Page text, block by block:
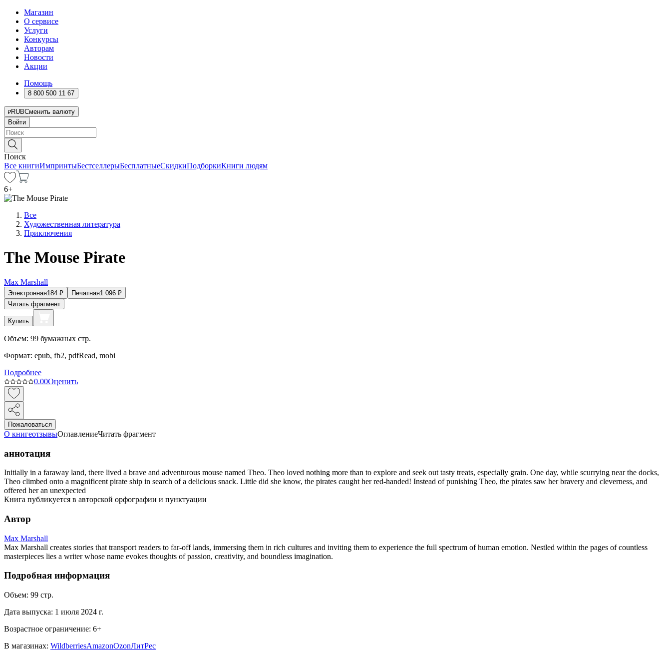
Магазин
О сервисе
Услуги
Конкурсы
Авторам
Новости
Акции
Помощь
8 800 500 11 67
RUBСменить валюту
Войти
Поиск
Все книгиИмпринтыБестселлерыБесплатныеСкидкиПодборкиКниги людям
6+
Все
Художественная литература
Приключения
The Mouse Pirate
Max Marshall
Электронная184 ₽ Печатная1 096 ₽
Читать фрагмент
Купить
Объем: 99 бумажных стр.
Формат: epub, fb2, pdfRead, mobi
Подробнее
0.00Оценить
Пожаловаться
О книгеотзывыОглавлениеЧитать фрагмент
аннотация
Initially in a faraway land, there lived a brave and adventurous mouse named Theo. Theo loved nothing more than to explore and seek out tasty treats, especially grain. One day, while scurrying near the docks,
Theo climbed onto a magnificent pirate ship in search of a delicious snack. Little did she know, the pirates caught her red-handed! Instead of punishing Theo, the pirates saw her bravery and cleverness, and
offered her an unexpected
Книга публикуется в авторской орфографии и пунктуации
Автор
Max Marshall
Max Marshall creates stories that transport readers to far-off lands, immersing them in rich cultures and inviting them to experience the full spectrum of human emotion. Nestled within the pages of countless
masterpieces lies a writer whose name evokes thoughts of passion, creativity, and boundless imagination.
Подробная информация
Объем: 99 стр.
Дата выпуска: 1 июля 2024 г.
Возрастное ограничение: 6+
В магазинах: WildberriesAmazonOzonЛитРес